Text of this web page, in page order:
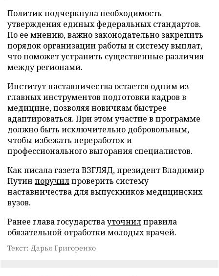
Политик подчеркнула необходимость
утверждения единых федеральных стандартов.
По ее мнению, важно законодательно закрепить
порядок организации работы и систему выплат,
что поможет устранить существенные различия
между регионами.
Институт наставничества остается одним из
главных инструментов подготовки кадров в
медицине, позволяя новичкам быстрее
адаптироваться. При этом участие в программе
должно быть исключительно добровольным,
чтобы избежать переработок и
профессионального выгорания специалистов.
Как писала газета ВЗГЛЯД, президент Владимир
Путин поручилпроверить систему
наставничества для выпускников медицинских
вузов.
Ранее глава государствауточнилправила
обязательной отработки молодых врачей.
Текст: Дарья Григоренко